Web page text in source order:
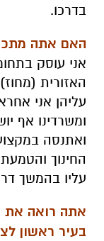
בדרכו.
האם אתה
אני עוסק
האזורית
עליהן אני
ומשרדינו אף
ואתנסה
החינוך
עליו בהמשך
אתה רואה את
בעיר ראשון